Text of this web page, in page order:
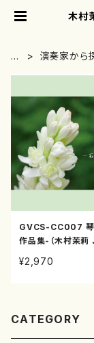
木村
H
E
演奏家から
GVCS-CC007
作品集-（木村茉莉
CD）
¥2,970
CATEGORY